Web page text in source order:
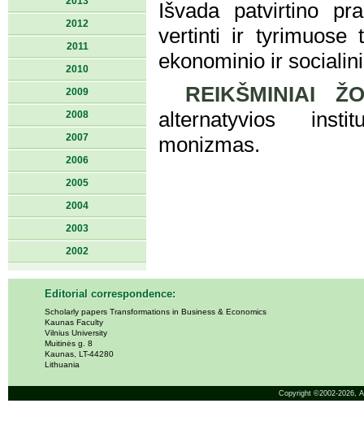
2012
2011
2010
2009
2008
2007
2006
2005
2004
2003
2002
Išvada patvirtino
vertinti ir tyrimuose
ekonominio ir
REIKŠMINIAI
alternatyvios
monizmas.
Editorial correspondence:
Scholarly papers Transformations in Business & Economics
Kaunas Faculty
Vilnius University
Muitinės g. 8
Kaunas, LT-44280
Lithuania
Copyright ©2002-2026,